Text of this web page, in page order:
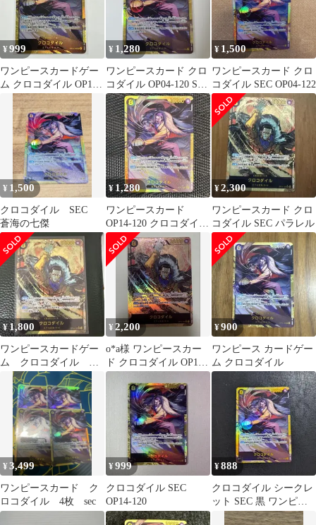
¥999
ワンピースカードゲー
ム クロコダイル OP14-
120 SEC
¥ 1,280
ワンピースカード クロ
コダイル OP04-120 SEC
パラレル
¥ 1,500
ワンピースカード クロ
コダイル SEC OP04-122
¥ 1,500
クロコダイル SEC
蒼海の七傑
¥1,280
ワンピースカード
OP14-120 クロコダイ
ル SEC シークレット
¥2,300
ワンピースカード クロ
コダイル SEC パラレル
¥1,800
ワンピースカードゲー
ム クロコダイル
SEC シクパラ シー
クレットパラレル
¥ 2,200
o*a様 ワンピースカー
ド クロコダイル OP14-
120 SEC
¥900
ワンピース カードゲー
ム クロコダイル
¥3,499
ワンピースカード ク
ロコダイル 4枚 sec
¥999
クロコダイル SEC
OP14-120
¥888
クロコダイル シークレ
ット SEC 黒 ワンピー
スカードL1439